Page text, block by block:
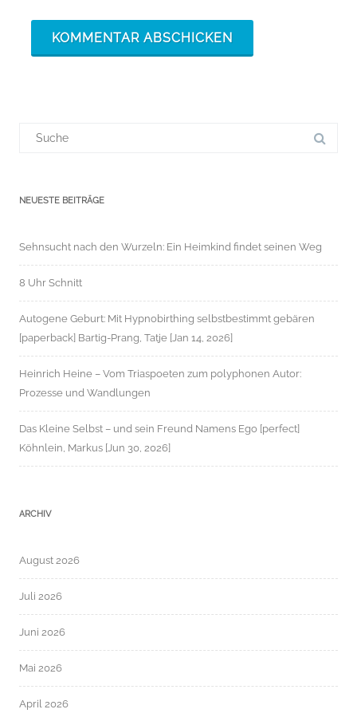
NEUESTE BEITRÄGE
Sehnsucht nach den Wurzeln: Ein Heimkind findet seinen Weg
8 Uhr Schnitt
Autogene Geburt: Mit Hypnobirthing selbstbestimmt gebären
[paperback] Bartig-Prang, Tatje [Jan 14, 2026]
Heinrich Heine – Vom Triaspoeten zum polyphonen Autor:
Prozesse und Wandlungen
Das Kleine Selbst – und sein Freund Namens Ego [perfect]
Köhnlein, Markus [Jun 30, 2026]
ARCHIV
August 2026
Juli 2026
Juni 2026
Mai 2026
April 2026